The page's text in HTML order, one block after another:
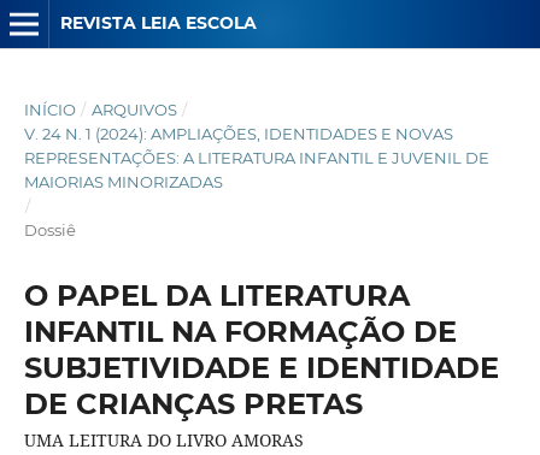
REVISTA LEIA ESCOLA
INÍCIO / ARQUIVOS /
V. 24 N. 1 (2024): AMPLIAÇÕES, IDENTIDADES E NOVAS
REPRESENTAÇÕES: A LITERATURA INFANTIL E JUVENIL DE
MAIORIAS MINORIZADAS
/
Dossiê
O PAPEL DA LITERATURA
INFANTIL NA FORMAÇÃO DE
SUBJETIVIDADE E IDENTIDADE
DE CRIANÇAS PRETAS
UMA LEITURA DO LIVRO AMORAS